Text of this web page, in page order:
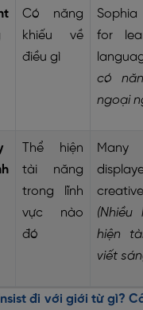
Có năng
khiếu về
điều gì
for
có
ngoại
Thể hiện
tài năng
trong lĩnh
vực nào
đó
hiện
viết
Insist đi với giới từ gì?